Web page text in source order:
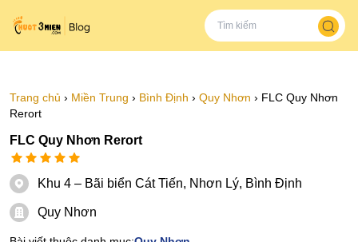
Trang chủ › Miền Trung › Bình Định › Quy Nhơn › FLC Quy Nhơn
Rerort
FLC Quy Nhơn Rerort
Khu 4 – Bãi biển Cát Tiến, Nhơn Lý, Bình Định
Quy Nhơn